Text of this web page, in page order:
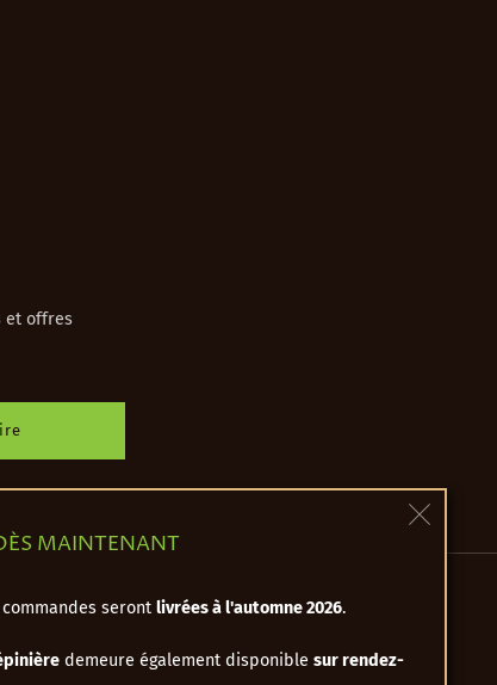
MAINTENANT
seront livrées à l'automne 2026.
demeure également disponible sur rendez-
et offres